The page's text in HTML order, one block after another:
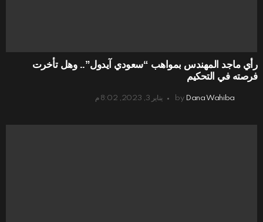
رأي ماجد المهندس بمواهب “سعودي آيدول”.. وهل تأخرت
فرصته في التحكيم
by Dana Wahiba يناير 3, 2023, 8:02 م